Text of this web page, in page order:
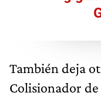
También deja
Colisionador